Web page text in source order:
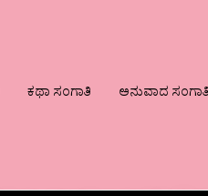
ಕಥಾ ಸಂಗಾತಿ ಅನುವಾದ ಸಂಗಾತಿ